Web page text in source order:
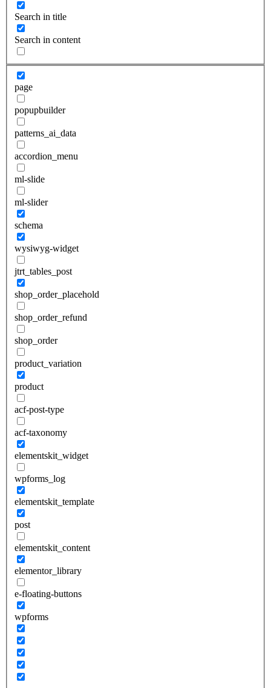
Search in title
Search in content
page
popupbuilder
patterns_ai_data
accordion_menu
ml-slide
ml-slider
schema
wysiwyg-widget
jtrt_tables_post
shop_order_placehold
shop_order_refund
shop_order
product_variation
product
acf-post-type
acf-taxonomy
elementskit_widget
wpforms_log
elementskit_template
post
elementskit_content
elementor_library
e-floating-buttons
wpforms